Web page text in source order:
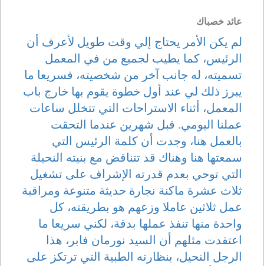
عائد خصباك
لم يكن الأمر يحتاج إلي وقت طويل لأعرف أن
الرئيس، كما يطيب لجميع من في المعمل
تسميته، له جانب آخر من شخصيته، فسريعا ما
يبرز ذلك لي عند أول خطوة يقوم بها خارج باب
المعمل، أثناء الاستراحات التي تتخلل ساعات
عملنا اليومي. قبل شهرين عندما التحقت
بالعمل هنا، وجدت أن كلمة الرئيس التي
سمعتها هنا وهناك قد تتناقض مع بنيته النحيلة
التي توحي بعدم قدرته الإشراف على تشغيل
ثلاث عشرة ماكنة نجارة حديثة متنوعة ومراقبة
عمل ثلاثين عاملا وزعهم هو بطريقته، كل
واحدة منها تنفذ عملها بدقة، لكني سريعا ما
اعتقدت مثلهم أن السيد نورمان فابر، هذا
الرجل النحيل، بنظارته الطبية التي ترتكز على